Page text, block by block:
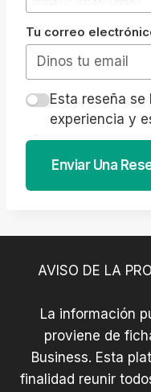
Tu correo
Esta reseña se
experiencia y
Enviar Una
AVISO DE LA
La información
proviene de
Business. Esta
finalidad reunir